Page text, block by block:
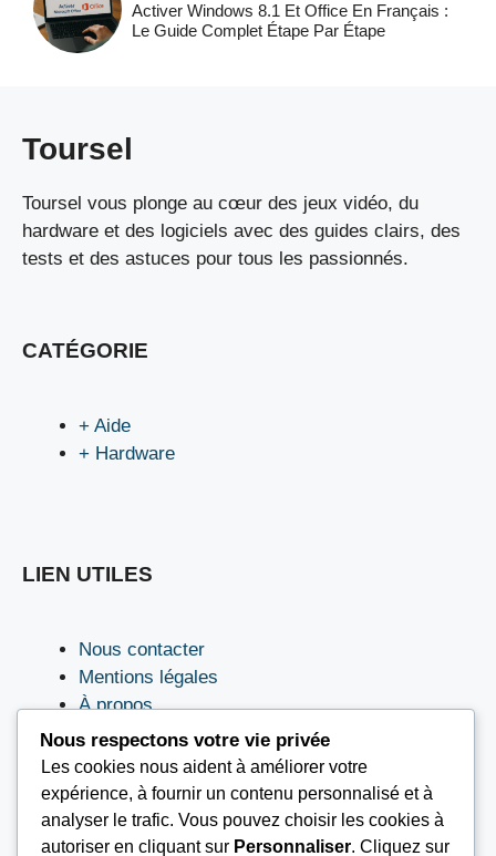
Activer Windows 8.1 Et Office En Français :
Le Guide Complet Étape Par Étape
Toursel
Toursel vous plonge au cœur des jeux vidéo, du
hardware et des logiciels avec des guides clairs, des
tests et des astuces pour tous les passionnés.
CATÉGORIE
+ Aide
+ Hardware
LIEN UTILES
Nous contacter
Mentions légales
À propos
Conditions Générales d’Utilisation (CGU)
© 2026TOURSEL
Nous respectons votre vie privée
Les cookies nous aident à améliorer votre
expérience, à fournir un contenu personnalisé et à
analyser le trafic. Vous pouvez choisir les cookies à
autoriser en cliquant sur Personnaliser. Cliquez sur